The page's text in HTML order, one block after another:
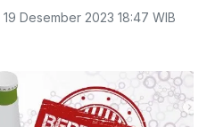
19 Desember 2023 18:47 WIB